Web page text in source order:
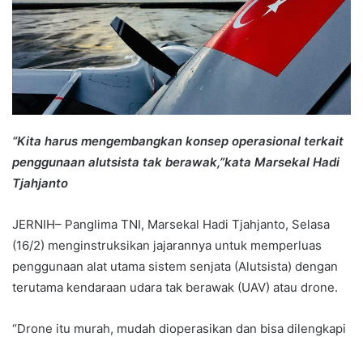
“Kita harus mengembangkan konsep operasional terkait
penggunaan alutsista tak berawak,”kata Marsekal Hadi
Tjahjanto
JERNIH– Panglima TNI, Marsekal Hadi Tjahjanto, Selasa
(16/2) menginstruksikan jajarannya untuk memperluas
penggunaan alat utama sistem senjata (Alutsista) dengan
terutama kendaraan udara tak berawak (UAV) atau drone.
“Drone itu murah, mudah dioperasikan dan bisa dilengkapi